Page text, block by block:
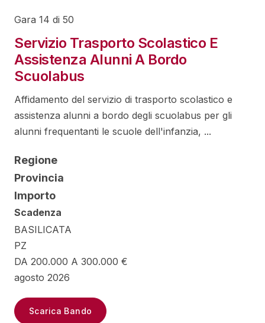
Gara 14 di 50
Servizio Trasporto Scolastico E
Assistenza Alunni A Bordo
Scuolabus
Affidamento del servizio di trasporto scolastico e
assistenza alunni a bordo degli scuolabus per gli
alunni frequentanti le scuole dell'infanzia, ...
Regione
Provincia
Importo
Scadenza
BASILICATA
PZ
DA 200.000 A 300.000 €
agosto 2026
Scarica Bando